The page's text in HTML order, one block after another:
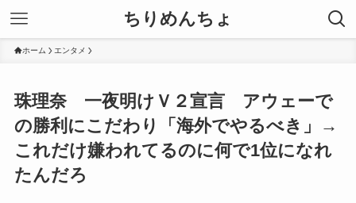
ちりめんちょ
ホーム エンタメ
珠理奈 一夜明けＶ２宣言 アウェーで
の勝利にこだわり「海外でやるべき」→
これだけ嫌われてるのに何で1位になれ
たんだろ